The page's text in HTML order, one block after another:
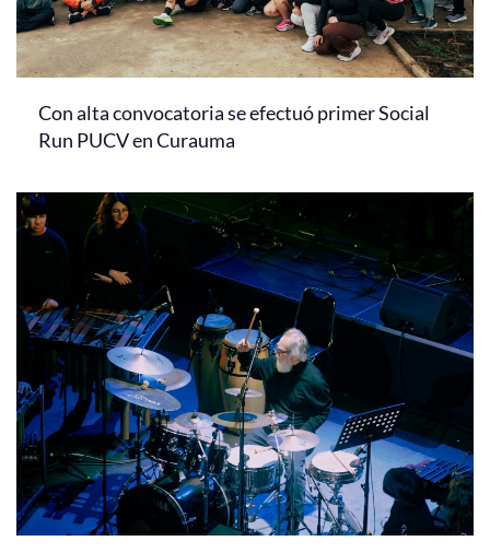
Con alta convocatoria se efectuó primer Social
Run PUCV en Curauma